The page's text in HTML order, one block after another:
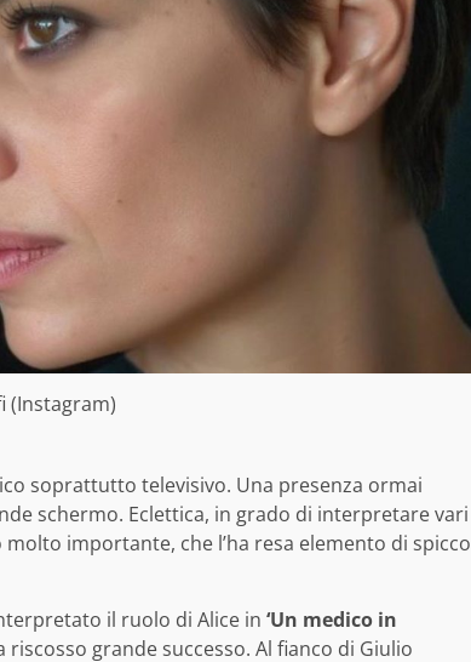
(Instagram)
soprattutto televisivo. Una presenza ormai
schermo. Eclettica, in grado di interpretare vari
importante, che l’ha resa elemento di spicco
il ruolo di Alice in ‘Un medico in
grande successo. Al fianco di Giulio